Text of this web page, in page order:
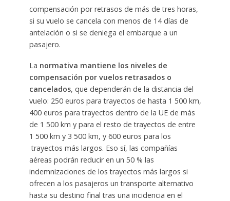
compensación por retrasos de más de tres horas,
si su vuelo se cancela con menos de 14 días de
antelación o si se deniega el embarque a un
pasajero.
La normativa mantiene los niveles de
compensación por vuelos retrasados o
cancelados, que dependerán de la distancia del
vuelo: 250 euros para trayectos de hasta 1 500 km,
400 euros para trayectos dentro de la UE de más
de 1 500 km y para el resto de trayectos de entre
1 500 km y 3 500 km, y 600 euros para los
trayectos más largos. Eso sí, las compañías
aéreas podrán reducir en un 50 % las
indemnizaciones de los trayectos más largos si
ofrecen a los pasajeros un transporte alternativo
hasta su destino final tras una incidencia en el